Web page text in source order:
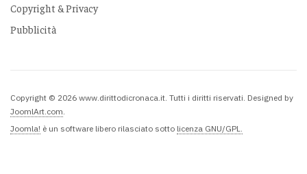
Copyright & Privacy
Pubblicità
Copyright © 2026 www.dirittodicronaca.it. Tutti i diritti riservati. Designed by
JoomlArt.com
Joomla! è un software libero rilasciato sotto licenza GNU/GPL.